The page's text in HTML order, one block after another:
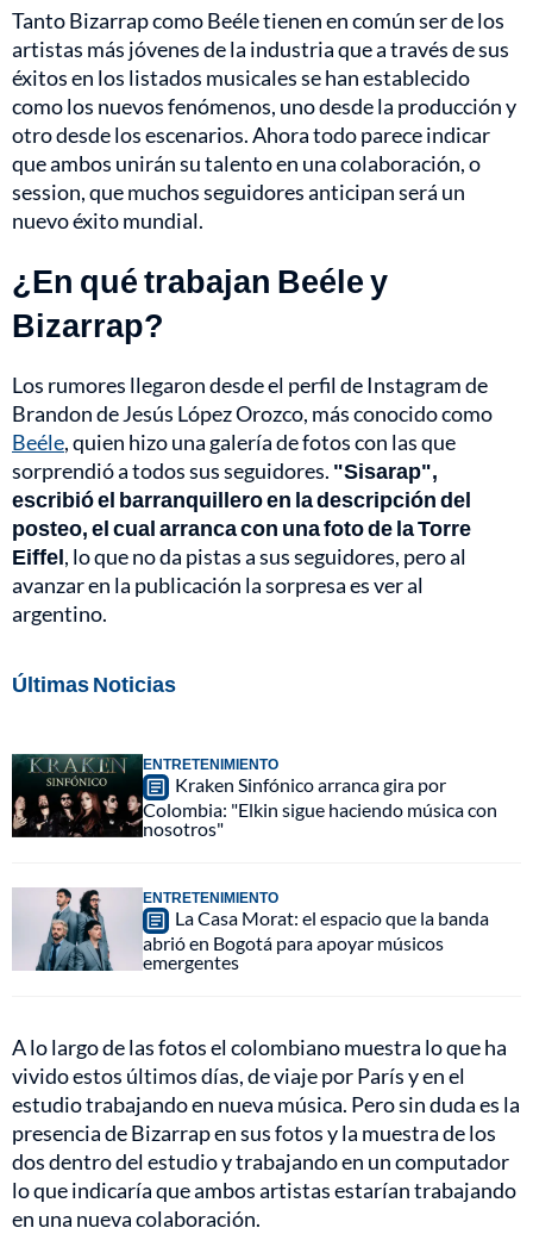
Tanto Bizarrap como Beéle tienen en común ser de los
artistas más jóvenes de la industria que a través de sus
éxitos en los listados musicales se han establecido
como los nuevos fenómenos, uno desde la producción y
otro desde los escenarios. Ahora todo parece indicar
que ambos unirán su talento en una colaboración, o
session, que muchos seguidores anticipan será un
nuevo éxito mundial.
¿En qué trabajan Beéle y
Bizarrap?
Los rumores llegaron desde el perfil de Instagram de
Brandon de Jesús López Orozco, más conocido como
Beéle, quien hizo una galería de fotos con las que
sorprendió a todos sus seguidores. "Sisarap",
escribió el barranquillero en la descripción del
posteo, el cual arranca con una foto de la Torre
Eiffel, lo que no da pistas a sus seguidores, pero al
avanzar en la publicación la sorpresa es ver al
argentino.
Últimas Noticias
ENTRETENIMIENTO
Kraken Sinfónico arranca gira por
Colombia: "Elkin sigue haciendo música con
nosotros"
ENTRETENIMIENTO
La Casa Morat: el espacio que la banda
abrió en Bogotá para apoyar músicos
emergentes
A lo largo de las fotos el colombiano muestra lo que ha
vivido estos últimos días, de viaje por París y en el
estudio trabajando en nueva música. Pero sin duda es la
presencia de Bizarrap en sus fotos y la muestra de los
dos dentro del estudio y trabajando en un computador
lo que indicaría que ambos artistas estarían trabajando
en una nueva colaboración.